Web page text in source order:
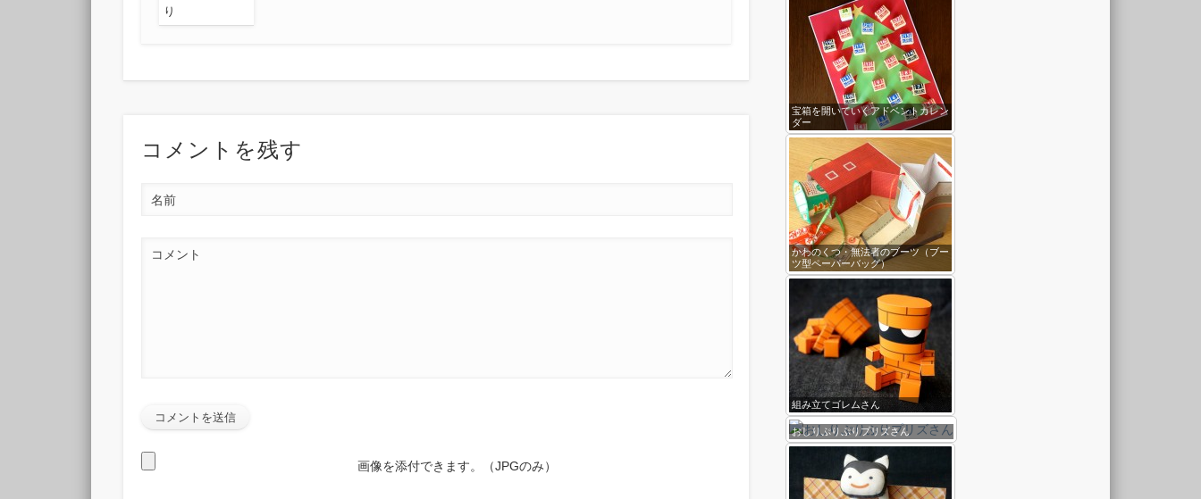
コメントを残す
名前
コメント
画像を添付できます。（JPGのみ）
宝箱を開いていくアドベントカレン
ダー
かわのくつ・無法者のブーツ（ブー
ツ型ペーパーバッグ）
組み立てゴレムさん
おしりぷりぷりプリズさん